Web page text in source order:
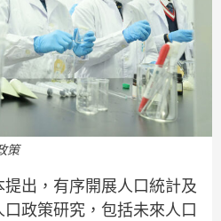
策
提出，有序開展人口統計及
政策研究，包括未來人口